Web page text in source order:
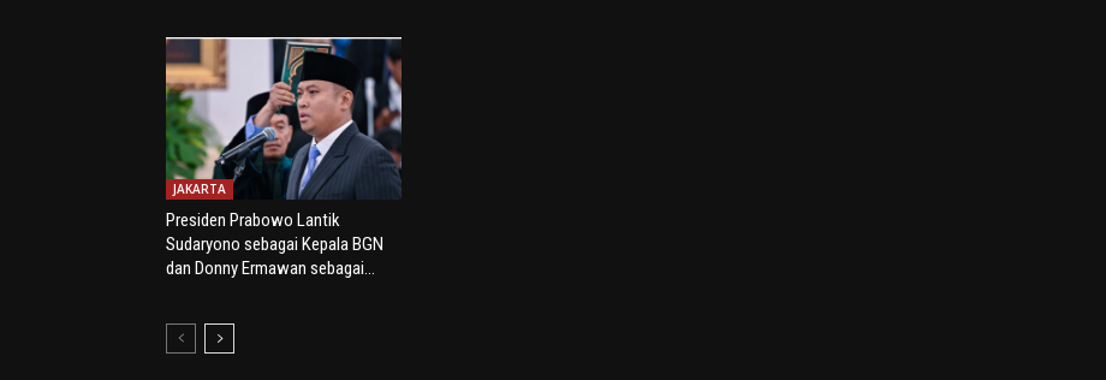
JAKARTA
Presiden Prabowo Lantik
Sudaryono sebagai Kepala BGN
dan Donny Ermawan sebagai...